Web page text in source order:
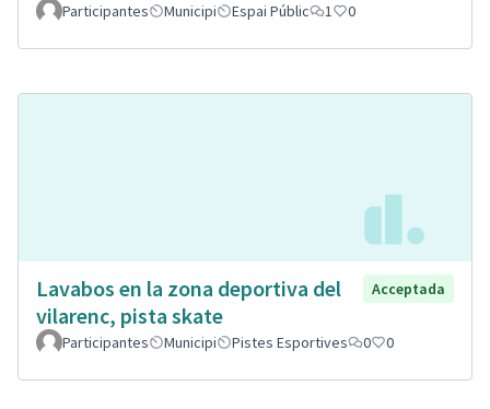
Participantes
Municipi Espai Públic 1 0
Lavabos en la zona deportiva del
vilarenc, pista skate
Acceptada
Participantes Municipi Pistes Esportives 0 0